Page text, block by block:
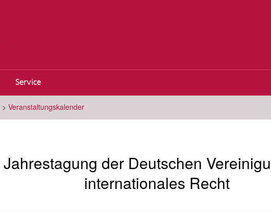
Service
> Veranstaltungskalender
Jahrestagung der Deutschen
internationales Recht